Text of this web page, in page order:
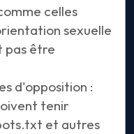
celles
sexuelle
pas être
d'opposition :
tenir
et autres